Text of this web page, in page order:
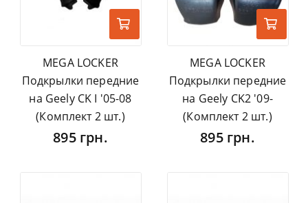
MEGA LOCKER
Подкрылки передние
на Geely CK I '05-08
(Комплект 2 шт.)
895 грн.
MEGA LOCKER
Подкрылки передние
на Geely CK2 '09-
(Комплект 2 шт.)
895 грн.